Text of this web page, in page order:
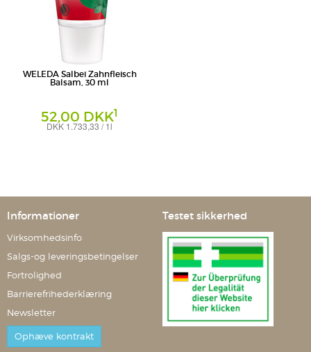
WELEDA Salbei Zahnfleisch
Balsam, 30 ml
52,00 DKK1
DKK 1.733,33 / 1l
Informationer
Virksomhedsinfo
Salgs-og leveringsbetingelser
Fortrolighed
Barrierefrihederklæring
Newsletter
Ophæve kontrakt
Testet sikkerhed